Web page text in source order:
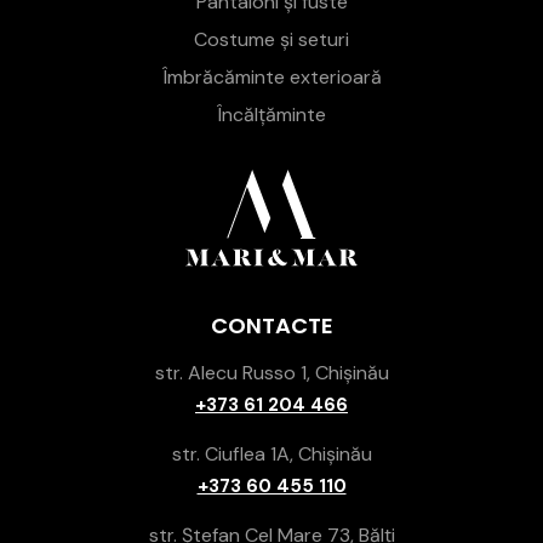
Costume și seturi
Îmbrăcăminte exterioară
Încălțăminte
CONTACTE
str. Alecu Russo 1, Chișinău
+373 61 204 466
str. Ciuflea 1A, Chișinău
+373 60 455 110
str. Ștefan Cel Mare 73, Bălți